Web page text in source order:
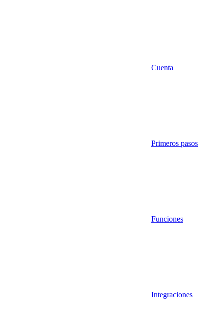
Cuenta
Primeros pasos
Funciones
Integraciones